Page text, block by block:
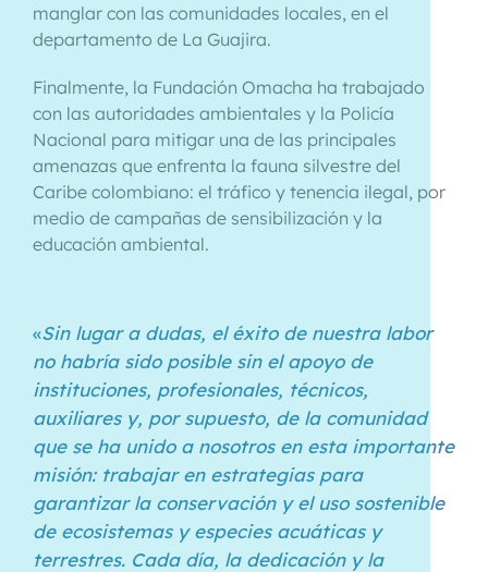
manglar con las comunidades locales, en el
departamento de La Guajira.
Finalmente, la Fundación Omacha ha trabajado
con las autoridades ambientales y la Policía
Nacional para mitigar una de las principales
amenazas que enfrenta la fauna silvestre del
Caribe colombiano: el tráfico y tenencia ilegal, por
medio de campañas de sensibilización y la
educación ambiental.
«Sin lugar a dudas, el éxito de nuestra labor
no habría sido posible sin el apoyo de
instituciones, profesionales, técnicos,
auxiliares y, por supuesto, de la comunidad
que se ha unido a nosotros en esta importante
misión: trabajar en estrategias para
garantizar la conservación y el uso sostenible
de ecosistemas y especies acuáticas y
terrestres. Cada día, la dedicación y la